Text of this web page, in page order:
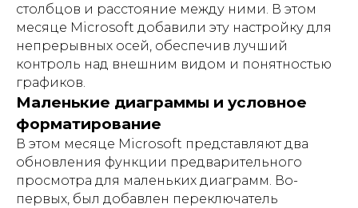
столбцов и расстояние между ними. В этом
месяце Microsoft добавили эту настройку для
непрерывных осей, обеспечив лучший
контроль над внешним видом и понятностью
графиков.
Маленькие диаграммы и условное
форматирование
В этом месяце Microsoft представляют два
обновления функции предварительного
просмотра для маленьких диаграмм. Во-
первых, был добавлен переключатель